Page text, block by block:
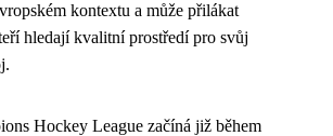
kontextu a může přilákat
hledají kvalitní prostředí pro svůj
Hockey League začíná již během